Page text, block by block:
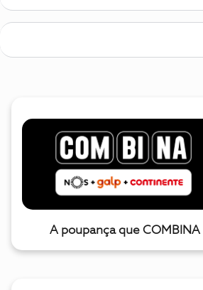
A poupança que COMBINA